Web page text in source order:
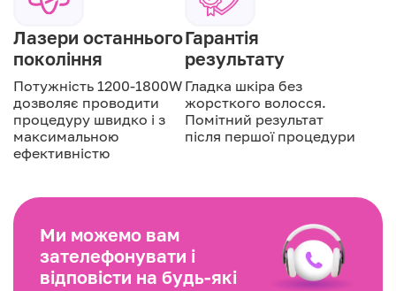
Лазери останнього
покоління
Потужність 1200-1800W
дозволяє проводити
процедуру швидко і з
максимальною
ефективністю
Гарантія
результату
Гладка шкіра без
жорсткого волосся.
Помітний результат
після першої процедури
Ми можемо вам
зателефонувати і
відповісти на будь-які